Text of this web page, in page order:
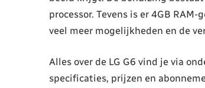
processor. Tevens is er 4GB
veel meer mogelijkheden en de
Alles over de LG G6 vind je via
specificaties, prijzen en